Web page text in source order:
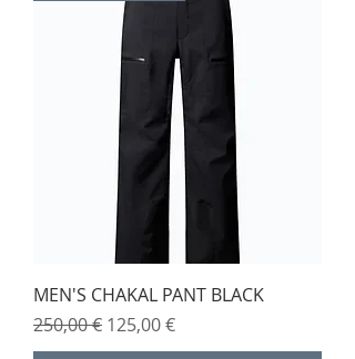
MEN'S CHAKAL PANT BLACK
Prix original
250,00 € Prix promotionnel
125,00 €